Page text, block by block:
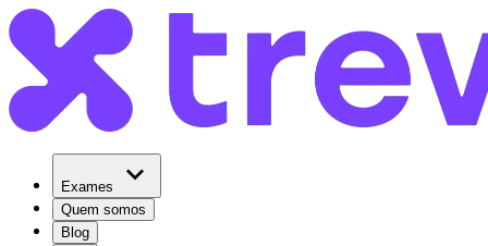
Exames
Quem somos
Blog